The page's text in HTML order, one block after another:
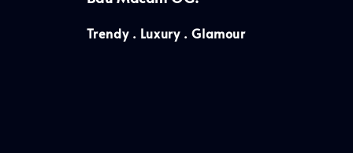
Trendy . Luxury . Glamour